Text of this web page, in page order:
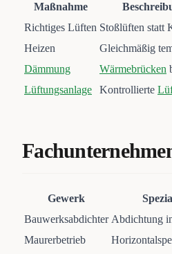
Maßnahme
Richtiges Lüften Stoßlüften statt
Heizen
Gleichmäßig
Dämmung
Wärmebrücken
Lüftungsanlage
Kontrollierte
Gewerk
Bauwerksabdichter Abdichtung
Maurerbetrieb